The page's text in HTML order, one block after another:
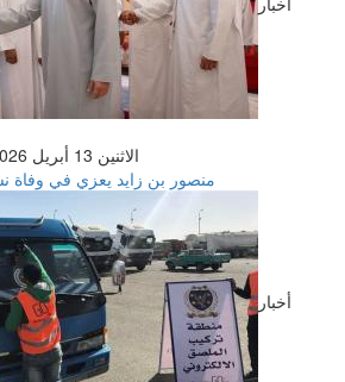
الاثنين 13 أبريل 2026 11:14 مساءً
منصور بن زايد يعزي في وفاة
أخبار